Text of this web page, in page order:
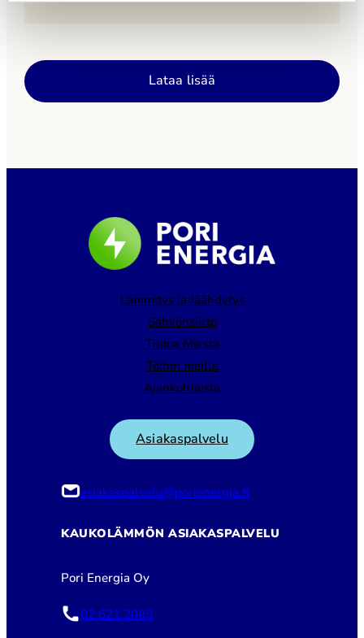
Palvelun poistumisen jälkeen kulutustietoja voi
pyytää maksutta sähköpostitse osoitteesta
käyttöön uudistetun kaukolämmön asiointipalvelun
Lataa lisää
Lämmitys ja Jäähdytys
Sähkönsiirto
Tietoa Meistä
Töihin meille
Ajankohtaista
Asiakaspalvelu
asiakaspalvelu@porienergia.fi
KAUKOLÄMMÖN ASIAKASPALVELU
Pori Energia Oy
02 621 2085